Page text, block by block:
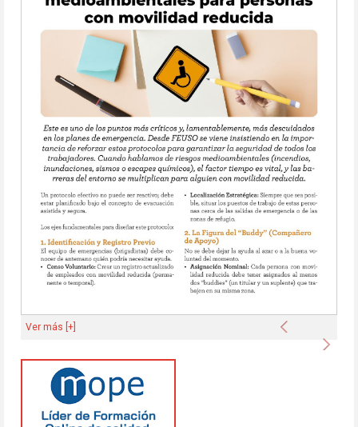
Anterior
Ver más [+]